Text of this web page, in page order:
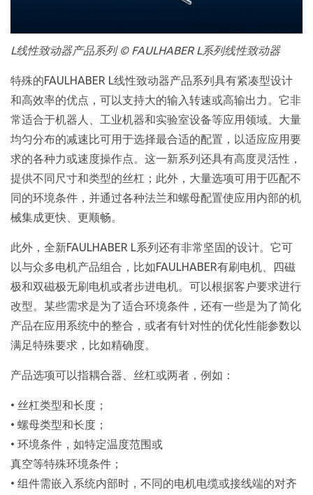
L线性致动器产品系列 © FAULHABER L系列线性致动器
特殊的FAULHABER L线性致动器产品系列具有紧凑型设计
和高效率的优点，可以支持大的输入转速或高输出力。它非
常适合于机器人、工业机器和实验室设备等应用领域。大量
均匀分布的减速比可用于选择最合适的配置，以适应应用要
求的各种力或速度操作点。这一新系列还具有高度灵活性，
提供不同尺寸和类型的丝杠；此外，大量选项可用于匹配不
同的环境条件，并通过各种法兰和螺母配置使应用内部的机
械集成更快、更顺畅。
此外，全新FAULHABER L系列还有非常坚固的设计。它可
以与众多电机产品组合，比如FAULHABER有刷电机、四磁
极和双磁极无刷电机或者步进电机。可以根据客户要求进行
改型。某些需求是为了适合环境条件，还有一些是为了简化
产品在应用系统中的整合，或者有针对性的优化性能参数以
满足特殊要求，比如精确度。
产品选项可以指耦合器、丝杠或两者，例如：
• 丝杠类型和长度；
• 螺母类型和长度；
• 环境条件，如特定温度范围或
真空等特殊环境条件；
• 组件需嵌入系统内部时，不同的电机电缆或接线端的对齐